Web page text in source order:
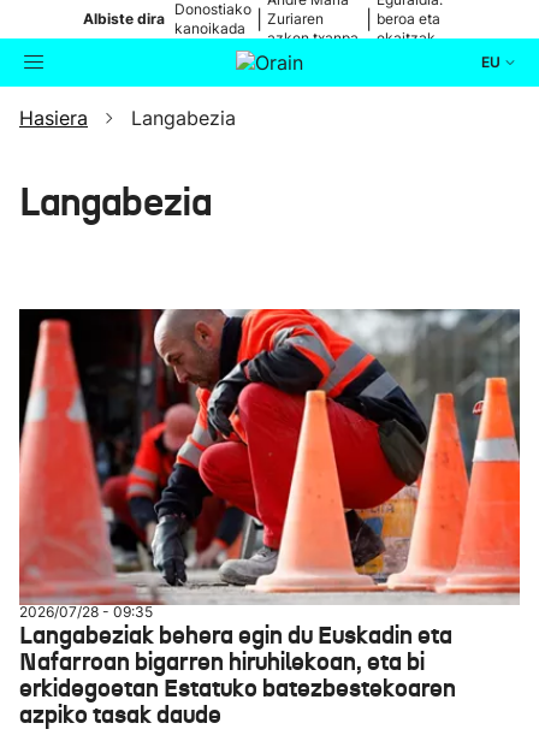
Albiste dira
Donostiako
kanoikada
Zuriaren
azken txanpa
beroa eta
ekaitzak
EU
Bilatzailea
Ikusmiran
Eguraldia
Hasiera Langabezia
Langabezia
2026/07/28 - 09:35
Langabeziak behera egin du Euskadin eta
Nafarroan bigarren hiruhilekoan, eta bi
erkidegoetan Estatuko batezbestekoaren
azpiko tasak daude